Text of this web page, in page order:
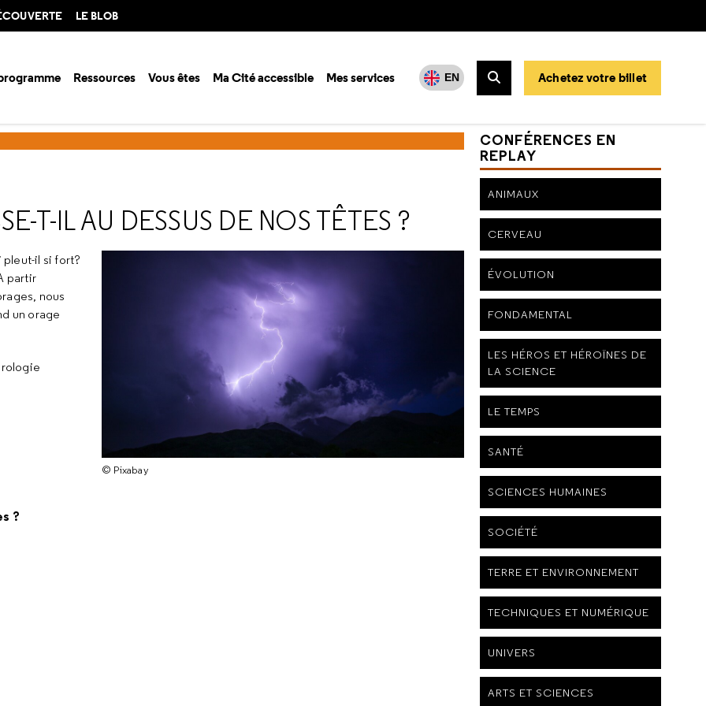
LE BLOB
Ressources Vous êtes Ma Cité accessible Mes services EN
Rechercher
Achetez votre billet
T-IL AU DESSUS DE NOS TÊTES ?
© Pixabay
il si fort?
partir
nous
un orage
?
CONFÉRENCES EN
REPLAY
ANIMAUX
CERVEAU
ÉVOLUTION
FONDAMENTAL
LES HÉROS ET HÉROÏNES DE
LA SCIENCE
LE TEMPS
SANTÉ
SCIENCES HUMAINES
SOCIÉTÉ
TERRE ET ENVIRONNEMENT
TECHNIQUES ET NUMÉRIQUE
UNIVERS
ARTS ET SCIENCES